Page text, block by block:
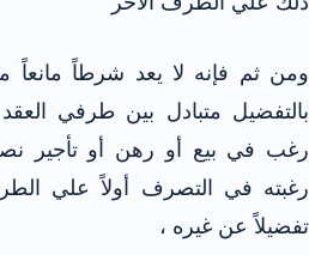
ومن ثم فإنه لا يعد شرطاً
بالتفضيل متبادل بين طرفي
رغب في بيع أو رهن أو تأجير
رغبته في التصرف أولاً علي
تفضيلاً عن غيره ،